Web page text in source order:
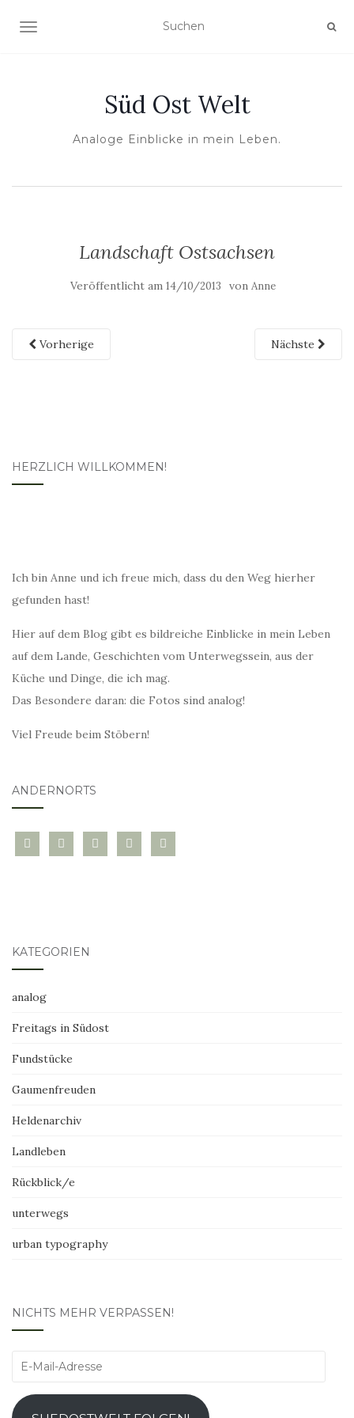
NAVIGATION UMSCHALTEN
Süd Ost Welt
Analoge Einblicke in mein Leben.
Landschaft Ostsachsen
Veröffentlicht am 14/10/2013 von Anne
Vorherige Nächste
HERZLICH WILLKOMMEN!
Ich bin Anne und ich freue mich, dass du den Weg hierher
gefunden hast!
Hier auf dem Blog gibt es bildreiche Einblicke in mein Leben
auf dem Lande, Geschichten vom Unterwegssein, aus der
Küche und Dinge, die ich mag.
Das Besondere daran: die Fotos sind analog!
Viel Freude beim Stöbern!
ANDERNORTS
bloglovininstagramtwitter pinterest
mail
KATEGORIEN
analog
Freitags in Südost
Fundstücke
Gaumenfreuden
Heldenarchiv
Landleben
Rückblick/e
unterwegs
urban typography
NICHTS MEHR VERPASSEN!
E-
Adresse